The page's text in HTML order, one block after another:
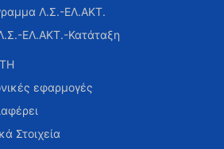
Λ.Σ.-ΕΛ.ΑΚΤ.
ΕΛ.ΑΚΤ.-Κατάταξη
εφαρμογές
Στοιχεία